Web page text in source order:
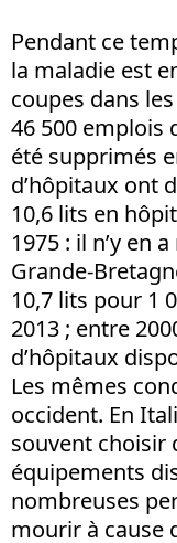
Pendant ce
la maladie est
coupes dans
46 500 emplois
été supprimés
d’hôpitaux ont
10,6 lits en
1975 : il n’y en
Grande-
10,7 lits pour 1
2013 ; entre
d’hôpitaux
Les mêmes
occident. En
souvent choisir
équipements
nombreuses
mourir à cause